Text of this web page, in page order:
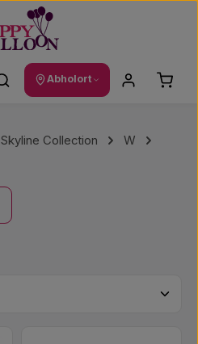
Abholort
Skyline Collection
W